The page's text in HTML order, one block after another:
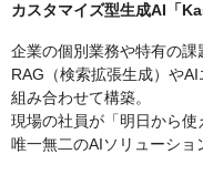
カスタマイズ型生成AI「
企業の個別業務や特有の課
RAG（検索拡張生成）や
組み合わせて構築。
現場の社員が「明日から使
唯一無二のAIソリューショ